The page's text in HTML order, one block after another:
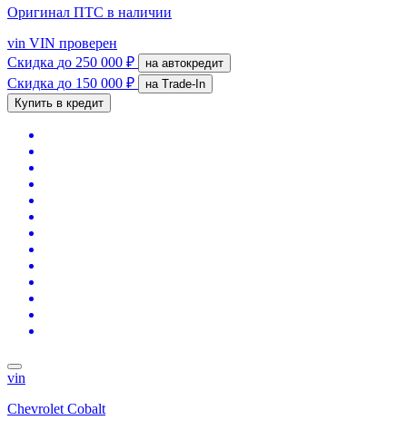
Оригинал ПТС в наличии
vin VIN проверен
Скидка до 250 000 ₽ на автокредит
Скидка до 150 000 ₽
на Trade-In
Купить в кредит
vin
Chevrolet Cobalt